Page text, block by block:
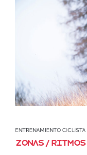
ENTRENAMIENTO CICLISTA
Zonas /